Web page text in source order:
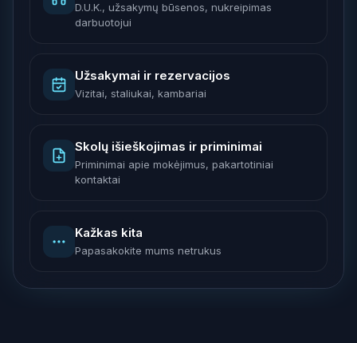
D.U.K., užsakymų būsenos, nukreipimas
darbuotojui
Užsakymai ir rezervacijos
Vizitai, staliukai, kambariai
Skolų išieškojimas ir priminimai
Priminimai apie mokėjimus, pakartotiniai
kontaktai
Kažkas kita
Papasakokite mums netrukus